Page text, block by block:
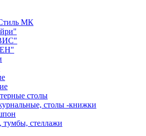
МК
столы
столы -книжки
стеллажи